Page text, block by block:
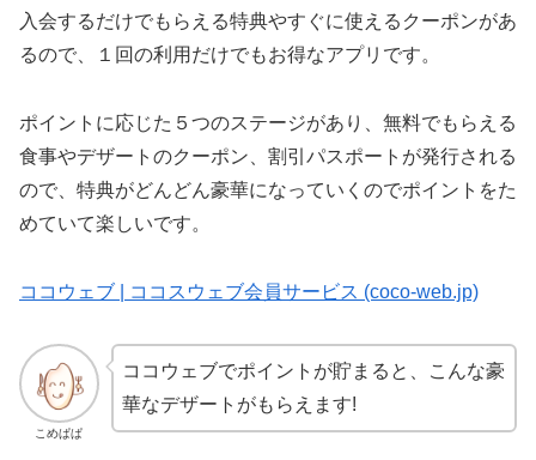
入会するだけでもらえる特典やすぐに使えるクーポンがあ
るので、１回の利用だけでもお得なアプリです。
ポイントに応じた５つのステージがあり、無料でもらえる
食事やデザートのクーポン、割引パスポートが発行される
ので、特典がどんどん豪華になっていくのでポイントをた
めていて楽しいです。
ココウェブ | ココスウェブ会員サービス (coco-web.jp)
こめぱぱ
ココウェブでポイントが貯まると、こんな豪
華なデザートがもらえます!